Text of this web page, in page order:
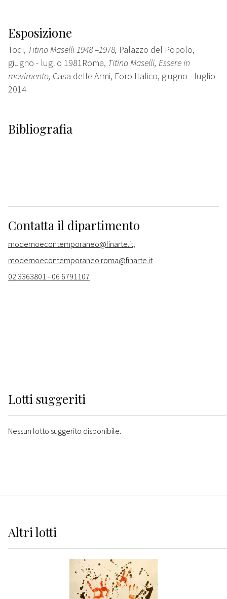
Esposizione
Todi, Titina Maselli 1948 –1978, Palazzo del Popolo,
giugno - luglio 1981Roma, Titina Maselli, Essere in
movimento, Casa delle Armi, Foro Italico, giugno - luglio
2014
Bibliografia
Contatta il dipartimento
modernoecontemporaneo@finarte.it;
modernoecontemporaneo.roma@finarte.it
02 3363801 - 06 6791107
Lotti suggeriti
Nessun lotto suggerito disponibile.
Altrilotti